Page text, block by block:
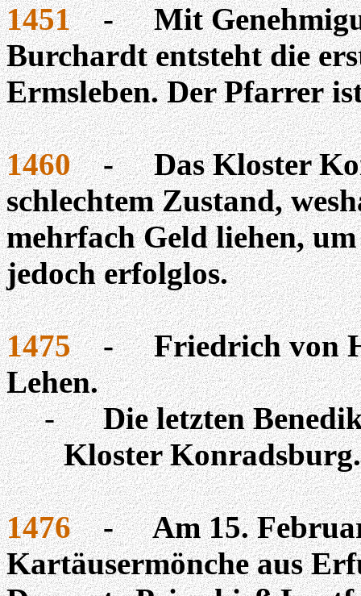
1451 -
Mit
Burchardt entsteht die
Ermsleben. Der Pfarrer
1460 -
Das Kloster
schlechtem Zustand,
mehrfach Geld liehen,
jedoch erfolglos.
1475 -
Friedrich von
Lehen.
-
Die letzten
Kloster Konradsburg.
1476 -
Am 15.
Kartäusermönche aus